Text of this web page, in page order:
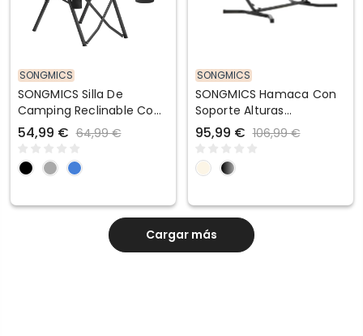
SONGMICS
SONGMICS Silla De
Camping Reclinable Con
Respaldo Alto Ajustable
54,99 € 64,99 €
SONGMICS
SONGMICS Hamaca Con
Soporte Alturas
Ajustables Portátil Con
Estructura De Metal
95,99 € 106,99 €
Cargar más